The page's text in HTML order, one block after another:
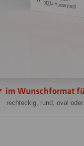
im Wunschformat
rechteckig, rund, oval